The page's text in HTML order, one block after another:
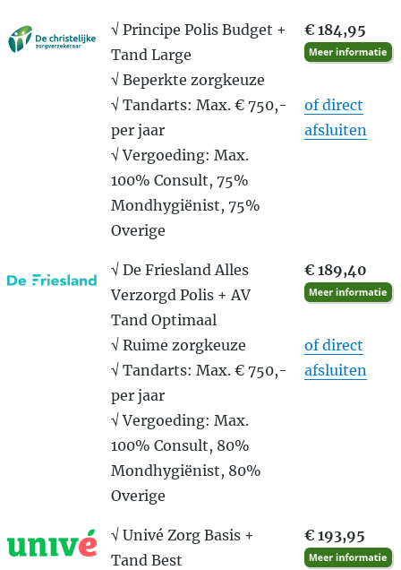
√ Principe Polis Budget +
Tand Large
√ Beperkte zorgkeuze
√ Tandarts: Max. € 750,-
per jaar
√ Vergoeding: Max.
100% Consult, 75%
Mondhygiënist, 75%
Overige
€ 184,95
of direct
afsluiten
√ De Friesland Alles
Verzorgd Polis + AV
Tand Optimaal
√ Ruime zorgkeuze
√ Tandarts: Max. € 750,-
per jaar
√ Vergoeding: Max.
100% Consult, 80%
Mondhygiënist, 80%
Overige
€ 189,40
of direct
afsluiten
√ Univé Zorg Basis +
Tand Best
€ 193,95